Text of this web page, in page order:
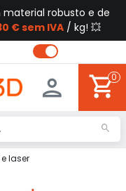
material robusto e de
€ sem IVA/ kg! 💥
0
laser